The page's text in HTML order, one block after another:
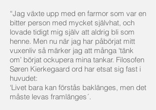
“Jag växte upp med en farmor som var en
bitter person med mycket självhat, och
lovade tidigt mig själv att aldrig bli som
henne. Men nu när jag har påbörjat mitt
vuxenliv så märker jag att många ‘tänk
om’ börjat ockupera mina tankar. Filosofen
Søren Kierkegaard ord har etsat sig fast i
huvudet:
‘Livet bara kan förstås baklänges, men det
måste levas framlänges´.